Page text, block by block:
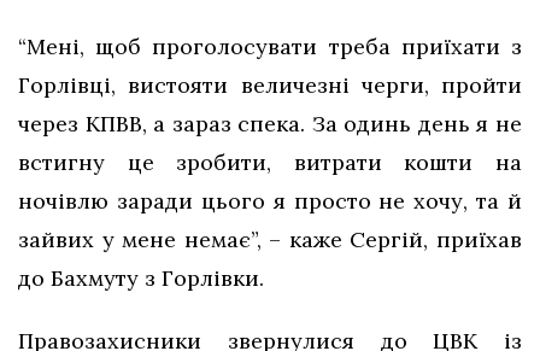
“Мені, щоб проголосувати треба приїхати з
Горлівці, вистояти величезні черги, пройти
через КПВВ, а зараз спека. За одинь день я не
встигну це зробити, витрати кошти на
ночівлю заради цього я просто не хочу, та й
зайвих у мене немає”, – каже Сергій, приїхав
до Бахмуту з Горлівки.
Правозахисники звернулися до ЦВК із